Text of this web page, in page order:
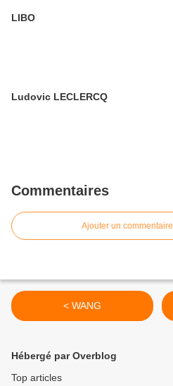
LIBO
Ludovic LECLERCQ
Commentaires
Ajouter un commentaire
< WANG
Hébergé par Overblog
Top articles